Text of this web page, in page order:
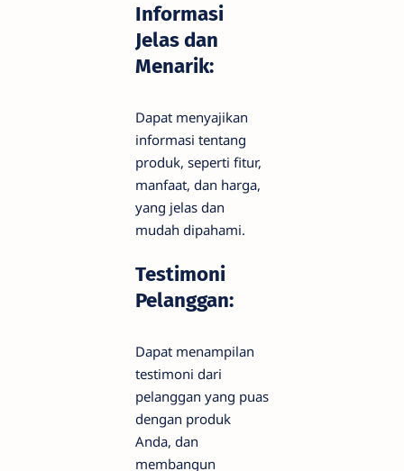
Informasi
Jelas dan
Menarik:
Dapat menyajikan
informasi tentang
produk, seperti fitur,
manfaat, dan harga,
yang jelas dan
mudah dipahami.
Testimoni
Pelanggan:
Dapat menampilan
testimoni dari
pelanggan yang puas
dengan produk
Anda, dan
membangun